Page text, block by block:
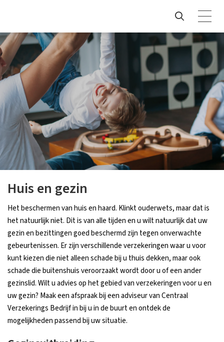
Huis en gezin
Het beschermen van huis en haard. Klinkt ouderwets, maar dat is
het natuurlijk niet. Dit is van alle tijden en u wilt natuurlijk dat uw
gezin en bezittingen goed beschermd zijn tegen onverwachte
gebeurtenissen. Er zijn verschillende verzekeringen waar u voor
kunt kiezen die niet alleen schade bij u thuis dekken, maar ook
schade die buitenshuis veroorzaakt wordt door u of een ander
gezinslid. Wilt u advies op het gebied van verzekeringen voor u en
uw gezin? Maak een afspraak bij een adviseur van Centraal
Verzekerings Bedrijf in bij u in de buurt en ontdek de
mogelijkheden passend bij uw situatie.